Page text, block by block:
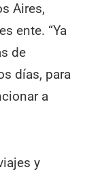
Aires,
ente. “Ya
de
días, para
a
y